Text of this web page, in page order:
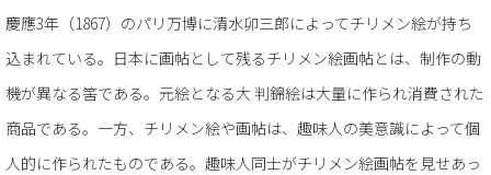
慶應3年（1867）のパリ万博に清水卯三郎によってチリメン絵が持ち
込まれている。日本に画帖として残るチリメン絵画帖とは、制作の動
機が異なる筈である。元絵となる大 判錦絵は大量に作られ消費された
商品である。一方、チリメン絵や画帖は、趣味人の美意識によって個
人的に作られたものである。趣味人同士がチリメン絵画帖を見せあっ